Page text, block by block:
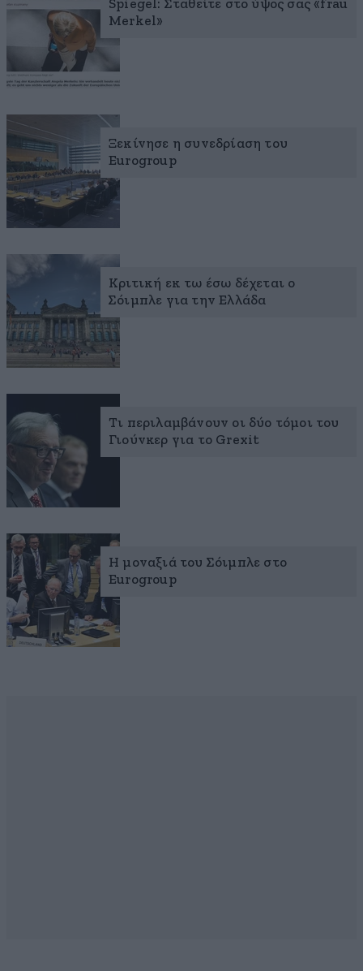
Spiegel: Σταθείτε στο ύψος σας «frau
Merkel»
Ξεκίνησε η συνεδρίαση του
Eurogroup
Κριτική εκ τω έσω δέχεται ο
Σόιμπλε για την Ελλάδα
Τι περιλαμβάνουν οι δύο τόμοι του
Γιούνκερ για το Grexit
Η μοναξιά του Σόιμπλε στο
Eurogroup